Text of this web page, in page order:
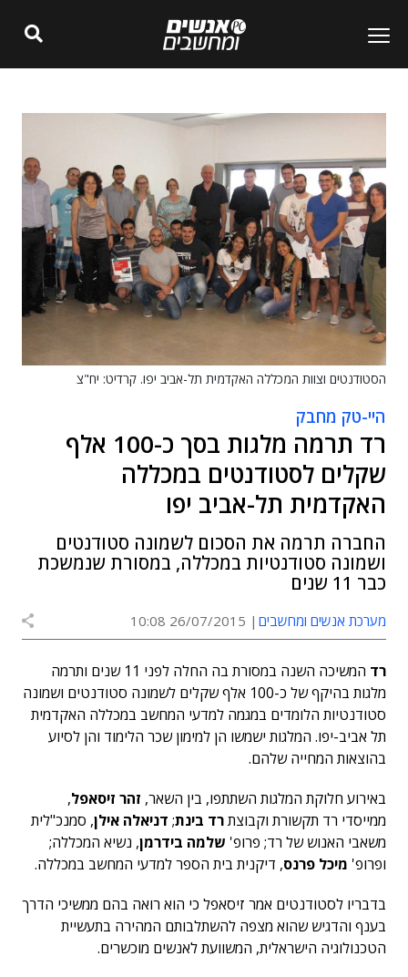
הסטודנטים וצוות המכללה האקדמית תל-אביב יפו. קרדיט: יח"צ
היי-טק מחבק
רד תרמה מלגות בסך כ-100 אלף
שקלים לסטודנטים במכללה
האקדמית תל-אביב יפו
החברה תרמה את הסכום לשמונה סטודנטים
ושמונה סטודנטיות במכללה, במסורת שנמשכת
כבר 11 שנים
מערכת אנשים ומחשבים 26/07/2015 10:08
רד
המשיכה השנה במסורת בה החלה לפני 11 שנים ותרמה
מלגות בהיקף של כ-100 אלף שקלים לשמונה סטודנטים ושמונה
סטודנטיות הלומדים במגמה למדעי המחשב במכללה האקדמית
תל אביב-יפו. המלגות ישמשו הן למימון שכר הלימוד והן לסיוע
בהוצאות המחייה שלהם.
באירוע חלוקת המלגות השתתפו, בין השאר, זהר זיסאפל,
ממייסדי רד תקשורת וקבוצתרד בינת; דניאלה אילן, סמנכ"לית
משאבי האנוש של רד; פרופ' שלמה בידרמן, נשיא המכללה;
ופרופ' מיכל פרנס, דיקנית בית הספר למדעי המחשב במכללה.
בדבריו לסטודנטים אמר זיסאפל כי הוא רואה בהם ממשיכי הדרך
בענף והדגיש שהוא מצפה להשתלבותם המהירה בתעשיית
הטכנולוגיה הישראלית, המשוועת לאנשים מוכשרים.